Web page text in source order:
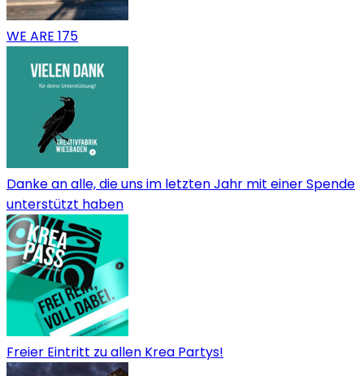
WE ARE 175
Danke an alle, die uns im letzten Jahr mit einer Spende
unterstützt haben
Freier Eintritt zu allen Krea Partys!